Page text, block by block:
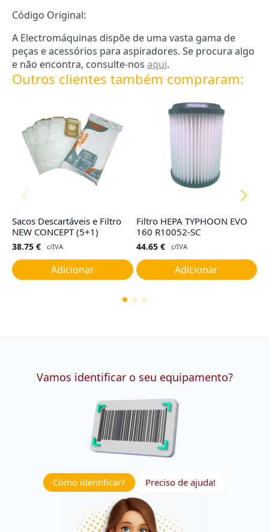
Código Original:
A Electromáquinas dispõe de uma vasta gama de
peças e acessórios para aspiradores. Se procura algo
e não encontra, consulte-nos aqui.
Outros clientes também compraram:
Sacos Descartáveis e Filtro
NEW CONCEPT (5+1)
38.75 € c/IVA
Adicionar
Filtro HEPA TYPHOON EVO
160 R10052-SC
44.65 € c/IVA
Adicionar
Vamos identificar o seu equipamento?
Como identificar? Preciso de ajuda!